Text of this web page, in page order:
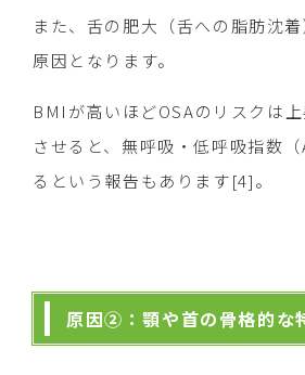
また、舌の肥大（舌への脂肪沈
原因となります。
BMIが高いほどOSAのリスクは
させると、無呼吸・低呼吸指数
るという報告もあります[4]。
原因②：顎や首の骨格的な